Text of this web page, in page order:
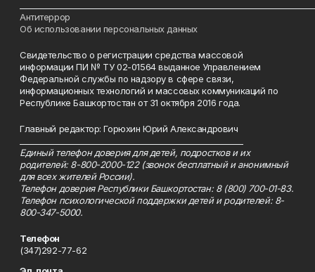
Антитеррор
Об использовании персональных данных
Свидетельство о регистрации средства массовой
информации ПИ № ТУ 02-01564 выданное Управлением
Федеральной службы по надзору в сфере связи,
информационных технологий и массовых коммуникаций по
Республике Башкортостан от 31 октября 2016 года.
Главный редактор: Горюхин Юрий Александрович
Единый телефон доверия для детей, подростков и их
родителей: 8-800-2000-122 (звонок бесплатный и анонимный
для всех жителей России).
Телефон доверия Республики Башкортостан: 8 (800) 700-01-83.
Телефон психологической поддержки детей и родителей: 8-
800-347-5000.
Телефон
(347)292-77-62